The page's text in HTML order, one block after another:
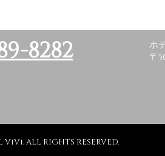
8282
ホ
〒
ALL RIGHTS RESERVED.